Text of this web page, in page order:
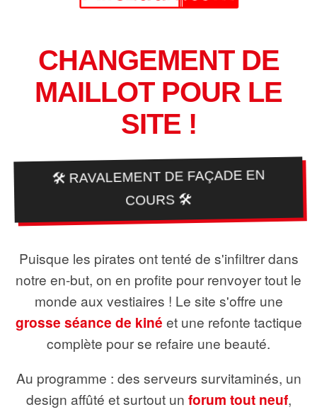
CHANGEMENT DE
MAILLOT POUR LE
SITE !
🛠️ RAVALEMENT DE FAÇADE EN
COURS 🛠️
Puisque les pirates ont tenté de s'infiltrer dans
notre en-but, on en profite pour renvoyer tout le
monde aux vestiaires ! Le site s'offre une
grosse séance de kiné et une refonte tactique
complète pour se refaire une beauté.
Au programme : des serveurs survitaminés, un
design affûté et surtout un forum tout neuf,